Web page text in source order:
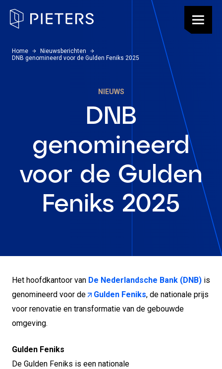
Pieters, terug naar de homepagina
Menu
U bevindt zich hier:
Home
Nieuwsberichten
DNB genomineerd voor de Gulden Feniks 2025
NIEUWS
DNB
genomineerd
voor de Gulden
Feniks 2025
Het hoofdkantoor van De Nederlandsche Bank (DNB) is
genomineerd voor de
Gulden Feniks, de nationale prijs
voor renovatie en transformatie van de gebouwde
omgeving.
Gulden Feniks
De Gulden Feniks is een nationale